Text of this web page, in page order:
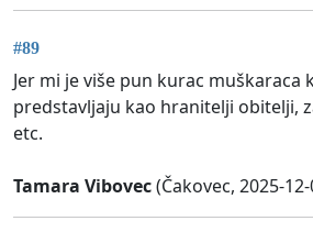
#89
Jer mi je više pun kurac muškaraca
predstavljaju kao hranitelji obitelji,
etc.
Tamara Vibovec(Čakovec, 2025-